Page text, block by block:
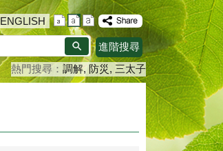
ENGLISH
搜
尋
進階搜尋
熱門搜尋： 調解 防災
三太子